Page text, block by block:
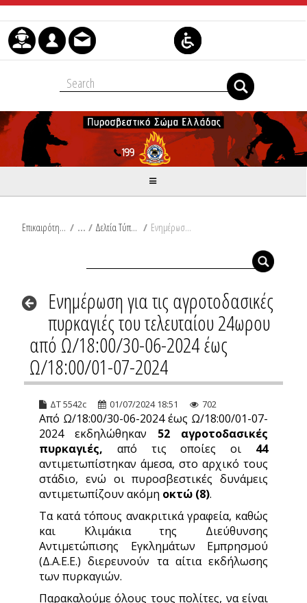
Skip to Content
Επικαιρότητα / Δελτία Τύπου / Ενημέρωση για τις αγροτοδασικές πυρκαγιές του τελευταίου 24ωρου από Ω/18:00/30-06-2024 έως Ω/18:00/01-07-2024
Ενημέρωση για τις αγροτοδασικές
πυρκαγιές του τελευταίου 24ωρου
από Ω/18:00/30-06-2024 έως
Ω/18:00/01-07-2024
ΔΤ 5542c 01/07/2024 18:51 702
Από Ω/18:00/30-06-2024 έως Ω/18:00/01-07-
2024 εκδηλώθηκαν 52 αγροτοδασικές
πυρκαγιές, από τις οποίες οι 44
αντιμετωπίστηκαν άμεσα, στο αρχικό τους
στάδιο, ενώ οι πυροσβεστικές δυνάμεις
αντιμετωπίζουν ακόμη οκτώ (8).
Τα κατά τόπους ανακριτικά γραφεία, καθώς
και Κλιμάκια της Διεύθυνσης
Αντιμετώπισης Εγκλημάτων Εμπρησμού
(Δ.Α.Ε.Ε.) διερευνούν τα αίτια εκδήλωσης
των πυρκαγιών.
Παρακαλούμε όλους τους πολίτες, να είναι